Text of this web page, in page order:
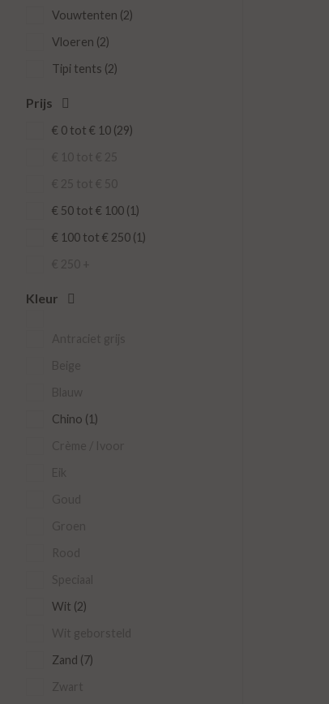
Vouwtenten (2)
Vloeren (2)
Tipi tents (2)
Prijs
€ 0 tot € 10 (29)
€ 50 tot € 100 (1)
€ 100 tot € 250 (1)
Kleur
Chino (1)
Wit (2)
Zand (7)
Inspiratie
Contact
Handleidingen